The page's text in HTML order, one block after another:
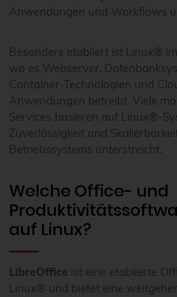
Anwendungen und Workflows
Besonders etabliert ist Linux®
wo es Webserver,
Container-Technologien und
Anwendungen betreibt. Viele
Services basieren auf Linux®-
Zuverlässigkeit und
Betriebssystems unterstreicht.
Welche Office- und
auf Linux?
LibreOffice ist eine etablierte
Linux® und bietet eine